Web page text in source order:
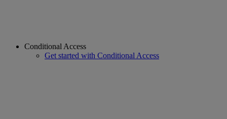
Conditional Access
Get started with Conditional Access